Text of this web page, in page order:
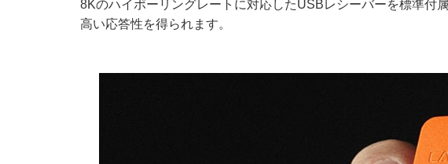
8Kのハイポーリングレートに対応したUSBレシーバーを標準付
高い応答性を得られます。